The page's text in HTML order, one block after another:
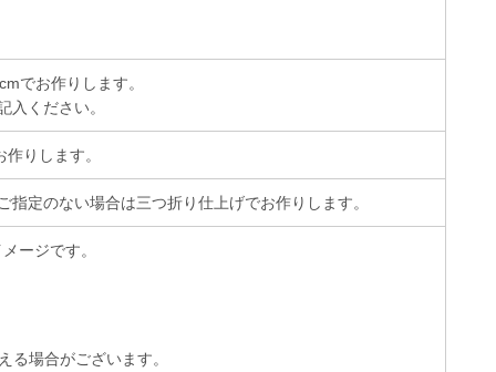
でお作りします。
入ください。
りします。
定のない場合は三つ折り仕上げでお作りします。
ージです。
る場合がございます。